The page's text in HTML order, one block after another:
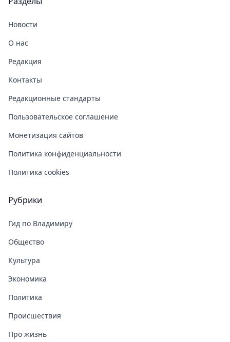
Новости
О нас
Редакция
Контакты
Редакционные стандарты
Пользовательское соглашение
Монетизация сайтов
Политика конфиденциальности
Политика cookies
Рубрики
Гид по Владимиру
Общество
Культура
Экономика
Политика
Происшествия
Про жизнь